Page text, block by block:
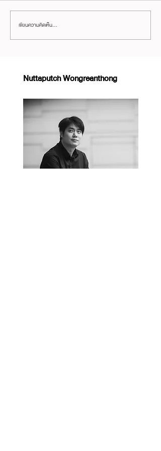
เรียนรู้ Customer Journey แบบง่ายๆ
ผ่าน Facebook Ad Objective
เขียนความคิดเห็น…
Nuttaputch Wongreanthong